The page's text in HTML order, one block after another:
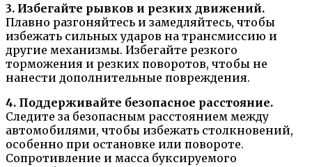
3. Избегайте рывков и резких движений.
Плавно разгоняйтесь и замедляйтесь, чтобы
избежать сильных ударов на трансмиссию и
другие механизмы. Избегайте резкого
торможения и резких поворотов, чтобы не
нанести дополнительные повреждения.
4. Поддерживайте безопасное расстояние.
Следите за безопасным расстоянием между
автомобилями, чтобы избежать столкновений,
особенно при остановке или повороте.
Сопротивление и масса буксируемого